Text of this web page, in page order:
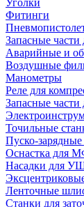
Уголки
Фитинги
Запасные части
Аварийные и
Воздушные
Манометры
Реле для
Запасные части
Точильные
Пуско-зарядные
Оснастка для
Насадки для
Ленточные
Станки для